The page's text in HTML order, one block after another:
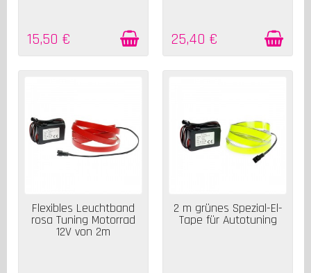
15,50 € 25,40 €
AUF LAGER
Flexibles Leuchtband
rosa Tuning Motorrad
12V von 2m
AUF LAGER
2 m grünes Spezial-El-
Tape für Autotuning